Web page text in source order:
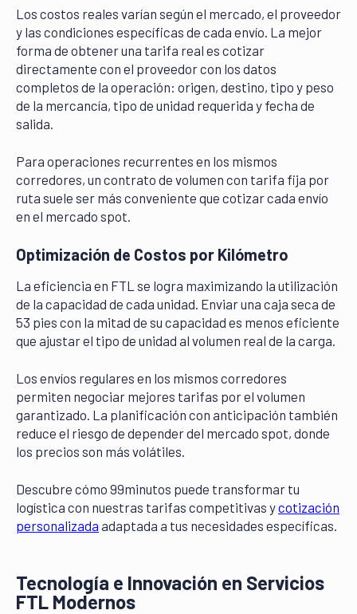
Los costos reales varían según el mercado, el proveedor
y las condiciones específicas de cada envío. La mejor
forma de obtener una tarifa real es cotizar
directamente con el proveedor con los datos
completos de la operación: origen, destino, tipo y peso
de la mercancía, tipo de unidad requerida y fecha de
salida.
Para operaciones recurrentes en los mismos
corredores, un contrato de volumen con tarifa fija por
ruta suele ser más conveniente que cotizar cada envío
en el mercado spot.
Optimización de Costos por Kilómetro
La eficiencia en FTL se logra maximizando la utilización
de la capacidad de cada unidad. Enviar una caja seca de
53 pies con la mitad de su capacidad es menos eficiente
que ajustar el tipo de unidad al volumen real de la carga.
Los envíos regulares en los mismos corredores
permiten negociar mejores tarifas por el volumen
garantizado. La planificación con anticipación también
reduce el riesgo de depender del mercado spot, donde
los precios son más volátiles.
Descubre cómo 99minutos puede transformar tu
logística con nuestras tarifas competitivas ycotización
personalizada adaptada a tus necesidades específicas.
Tecnología e Innovación en Servicios
FTL Modernos